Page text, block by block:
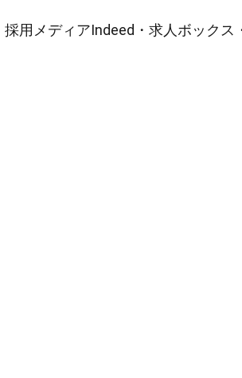
採用メディアIndeed・求人ボック